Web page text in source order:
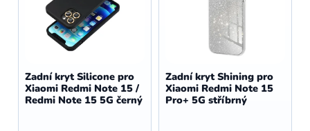
o
d
Zadní kryt Silicone pro
Xiaomi Redmi Note 15 /
Redmi Note 15 5G černý
Zadní kryt Shining pro
Xiaomi Redmi Note 15
Pro+ 5G stříbrný